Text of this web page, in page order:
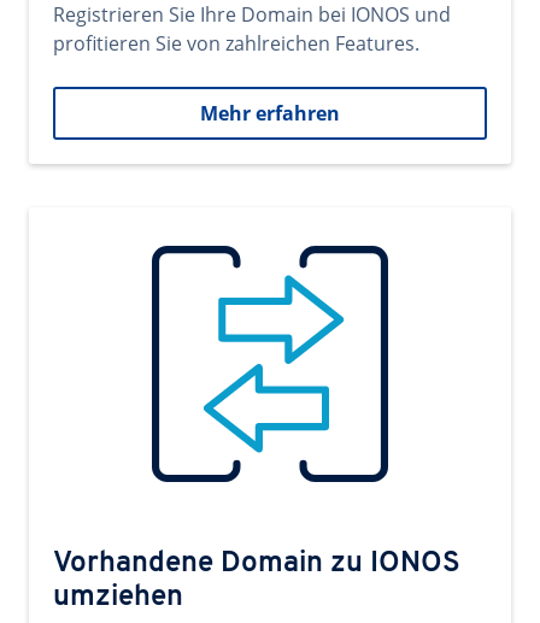
Registrieren Sie Ihre Domain bei IONOS und
profitieren Sie von zahlreichen Features.
Mehr erfahren
Vorhandene Domain zu IONOS
umziehen